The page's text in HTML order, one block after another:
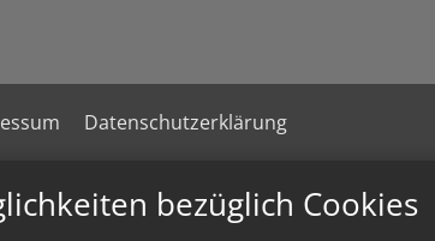
bezüglich Cookies
Datenschutzerklärung